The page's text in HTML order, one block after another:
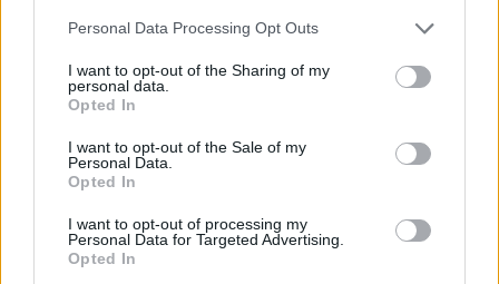
Personal Data Processing Opt Outs
I want to opt-out of the Sharing of my
personal data.
Opted In
I want to opt-out of the Sale of my
Personal Data.
Opted In
I want to opt-out of processing my
Personal Data for Targeted Advertising.
Opted In
KEDVES OLVASÓNK!
A keresett cikk a portfolio.hu hírarchívumához
tartozik, melynek olvasása előfizetéses
regisztrációhoz kötött.
Portfolio.hu teljes cikkarchívum
Kötéslisták: BÉT elmúlt 2 év napon belüli